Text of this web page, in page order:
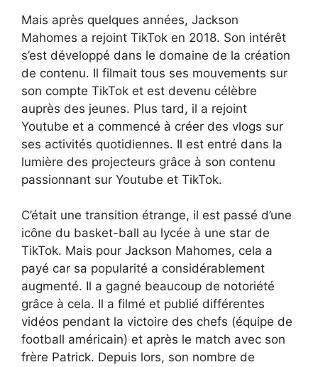
Mais après quelques années, Jackson
Mahomes a rejoint TikTok en 2018. Son intérêt
s’est développé dans le domaine de la création
de contenu. Il filmait tous ses mouvements sur
son compte TikTok et est devenu célèbre
auprès des jeunes. Plus tard, il a rejoint
Youtube et a commencé à créer des vlogs sur
ses activités quotidiennes. Il est entré dans la
lumière des projecteurs grâce à son contenu
passionnant sur Youtube et TikTok.
C’était une transition étrange, il est passé d’une
icône du basket-ball au lycée à une star de
TikTok. Mais pour Jackson Mahomes, cela a
payé car sa popularité a considérablement
augmenté. Il a gagné beaucoup de notoriété
grâce à cela. Il a filmé et publié différentes
vidéos pendant la victoire des chefs (équipe de
football américain) et après le match avec son
frère Patrick. Depuis lors, son nombre de